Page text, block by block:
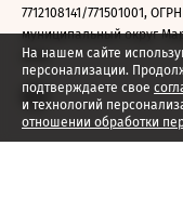
На нашем сайте
персонализации.
подтверждаете свое
и технологий
отношении обработки
7712108141/771501001,
муниципальный округ
2026